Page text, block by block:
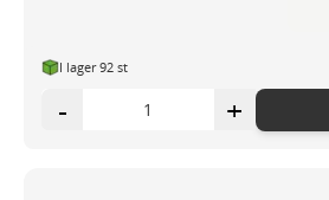
I lager 92 st
- +